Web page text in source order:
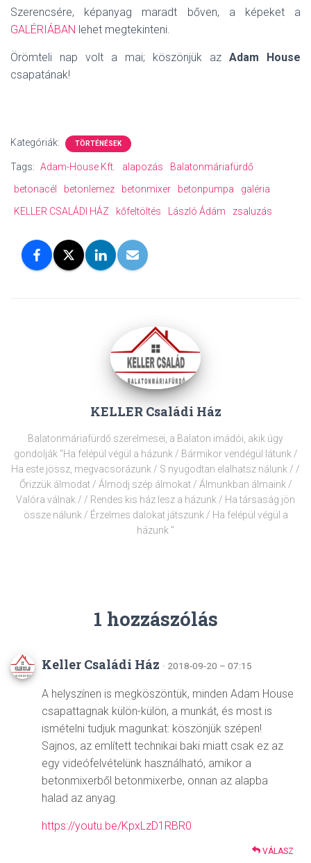
Szerencsére, képanyag maradt bőven, a képeket a
GALÉRIÁBAN lehet megtekinteni.
Örömteli nap volt a mai; köszönjük az Adam House
csapatának!
Kategóriák: TÖRTÉNÉSEK
Tags: Adam-House Kft. alapozás
Balatonmáriafürdő
betonacél
betonlemez betonmixer betonpumpa
galéria
KELLER CSALÁDI HÁZ
kőfeltöltés László Ádám zsaluzás
KELLER Családi Ház
Balatonmáriafürdő szerelmesei, a Balaton imádói, akik úgy
gondolják "Ha felépül végül a házunk / Bármikor vendégül látunk /
Ha este jössz, megvacsorázunk / S nyugodtan elalhatsz nálunk / /
Őrizzük álmodat / Álmodj szép álmokat / Álmunkban álmaink /
Valóra válnak / / Rendes kis ház lesz a házunk / Ha társaság jön
össze nálunk / Érzelmes dalokat játszunk / Ha felépül végül a
házunk "
1 hozzászólás
Keller Családi Ház · 2018-09-20 – 07:15
A helyszínen is megköszöntük, minden Adam House
csapattagnak külön-külön, a munkát, és most is
ismételni tudjuk magunkat: köszönjük szépen!
Sajnos, az említett technikai baki miatt csak ez az
egy videófelvételünk használható, amikor a
betonmixerből betonmixerbe, onnan az alapba
halad az anyag.
https://youtu.be/KpxLzD1RBR0
VÁLASZ